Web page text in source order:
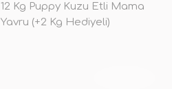
12 Kg Puppy Kuzu Etli Mama
Yavru (+2 Kg Hediyeli)